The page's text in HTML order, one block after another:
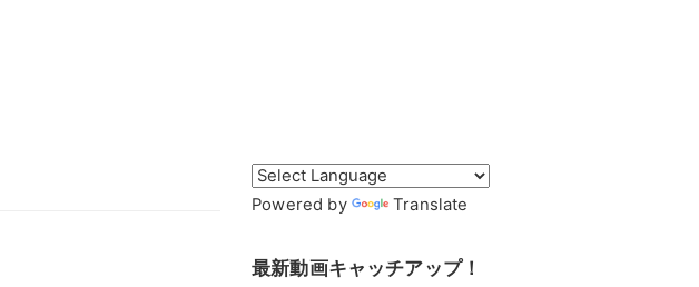
Powered by Translate
最新動画キャッチアップ！